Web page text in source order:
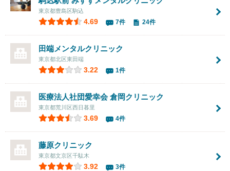
東京都豊島区駒込
4.69 7件 24件
田端メンタルクリニック
東京都北区東田端
3.22 1件
医療法人社団愛幸会倉岡クリニック
東京都荒川区西日暮里
3.69 4件
藤原クリニック
東京都文京区千駄木
3.92 3件